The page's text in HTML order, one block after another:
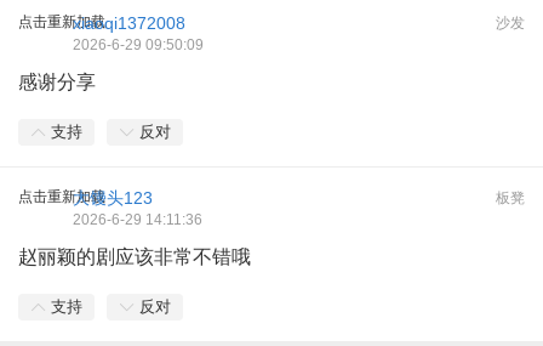
点击重新加载 沙发
xiaoqi1372008
2026-6-29 09:50:09
感谢分享
支持 反对
点击重新加载 板凳
大馒头123
2026-6-29 14:11:36
赵丽颖的剧应该非常不错哦
支持 反对